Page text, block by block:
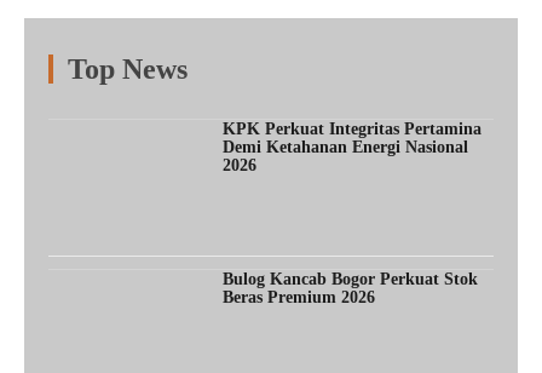
Top News
KPK Perkuat Integritas Pertamina
Demi Ketahanan Energi Nasional
2026
Bulog Kancab Bogor Perkuat Stok
Beras Premium 2026